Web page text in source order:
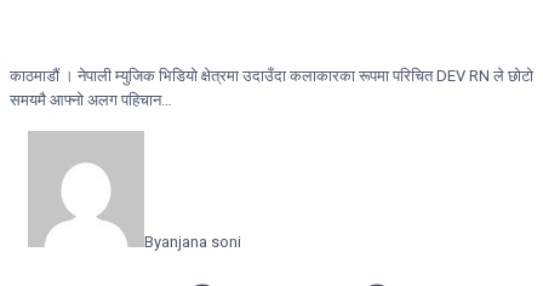
काठमाडौं । नेपाली म्युजिक भिडियो क्षेत्रमा उदाउँदा कलाकारका रूपमा परिचित DEV RN ले छोटो
समयमै आफ्नो अलग पहिचान…
Byanjana soni